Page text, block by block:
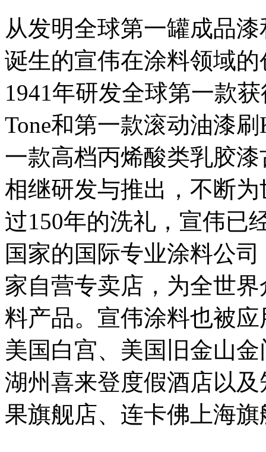
从发明全球第一罐成品
诞生的宣伟在涂料领域
1941年研发全球第一款
Tone和第一款滚动油漆刷
一款高档丙烯酸类乳胶
相继研发与推出，不断
过150年的洗礼，宣伟已
国家的国际专业涂料公
家自营专卖店，为全世
料产品。宣伟涂料也被
美国白宫、美国旧金山
湖州喜来登度假酒店以
果旗舰店、连卡佛上海旗